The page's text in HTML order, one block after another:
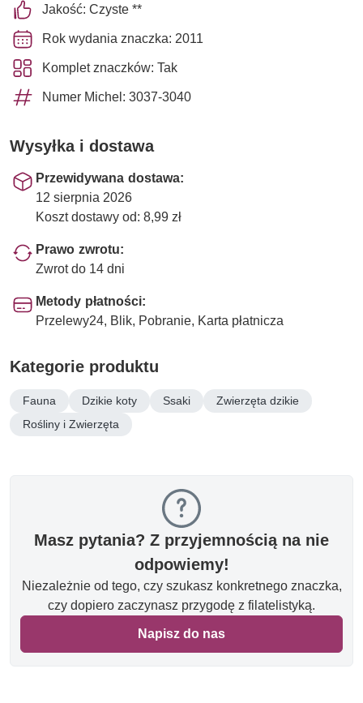
Jakość: Czyste **
Rok wydania znaczka: 2011
Komplet znaczków: Tak
Numer Michel: 3037-3040
Wysyłka i dostawa
Przewidywana dostawa:
12 sierpnia 2026
Koszt dostawy od: 8,99 zł
Prawo zwrotu:
Zwrot do 14 dni
Metody płatności:
Przelewy24, Blik, Pobranie, Karta płatnicza
Kategorie produktu
Fauna Dzikie koty Ssaki
Zwierzęta dzikie
Rośliny i Zwierzęta
Masz pytania? Z przyjemnością na nie
odpowiemy!
Niezależnie od tego, czy szukasz konkretnego znaczka,
czy dopiero zaczynasz przygodę z filatelistyką.
Napisz do nas